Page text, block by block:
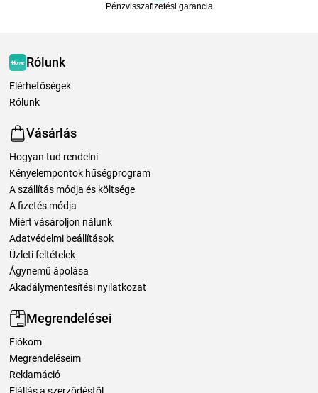
Pénzvisszafizetési garancia
Rólunk
Elérhetőségek
Rólunk
Vásárlás
Hogyan tud rendelni
Kényelempontok hűségprogram
A szállítás módja és költsége
A fizetés módja
Miért vásároljon nálunk
Adatvédelmi beállítások
Üzleti feltételek
Ágynemű ápolása
Akadálymentesítési nyilatkozat
Megrendelései
Fiókom
Megrendeléseim
Reklamáció
Elállás a szerződéstől